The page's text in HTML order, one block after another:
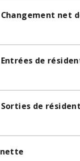
net
de
de